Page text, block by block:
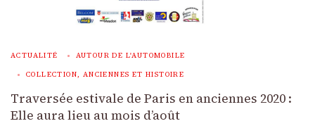
ACTUALITÉ AUTOUR DE L'AUTOMOBILE
COLLECTION, ANCIENNES ET HISTOIRE
Traversée estivale de Paris en anciennes 2020 :
Elle aura lieu au mois d’août